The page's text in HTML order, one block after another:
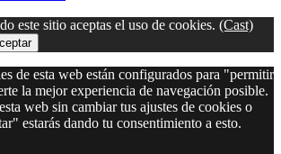
este sitio aceptas el uso de cookies. (Cast)
de esta web están configurados para "permitir
la mejor experiencia de navegación posible.
web sin cambiar tus ajustes de cookies o
estarás dando tu consentimiento a esto.